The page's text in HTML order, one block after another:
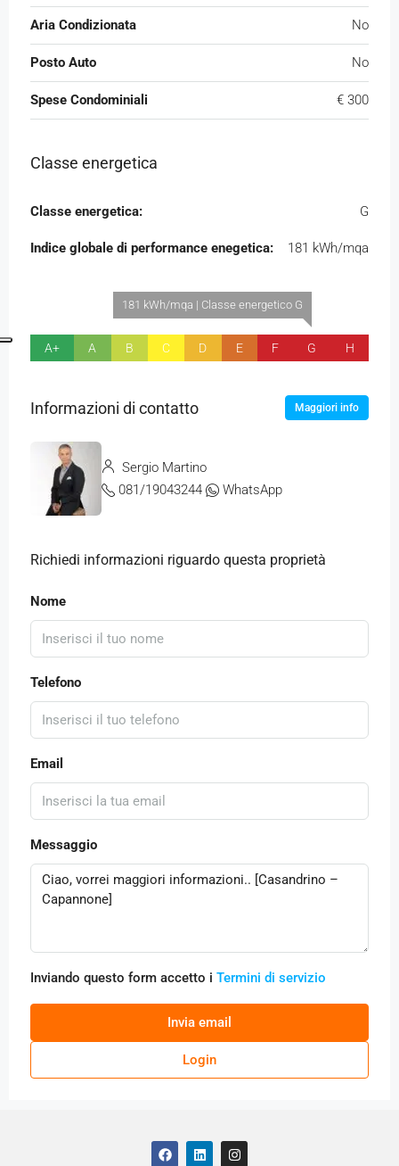
Aria Condizionata No
Posto Auto No
Spese Condominiali € 300
Classe energetica
Classe energetica: G
Indice globale di performance enegetica: 181 kWh/mqa
A+ A B C D E F
181 kWh/mqa | Classe energetico G
G H
Informazioni di contatto Maggiori info
Sergio Martino
081/19043244
WhatsApp
Richiedi informazioni riguardo questa proprietà
Nome
Telefono
Email
Messaggio
Inviando questo form accetto i Termini di servizio
Invia email
Login